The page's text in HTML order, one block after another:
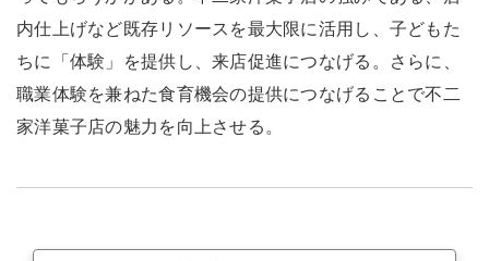
内仕上げなど既存リソースを最大限に活用し、子どもた
ちに「体験」を提供し、来店促進につなげる。さらに、
職業体験を兼ねた食育機会の提供につなげることで不二
家洋菓子店の魅力を向上させる。